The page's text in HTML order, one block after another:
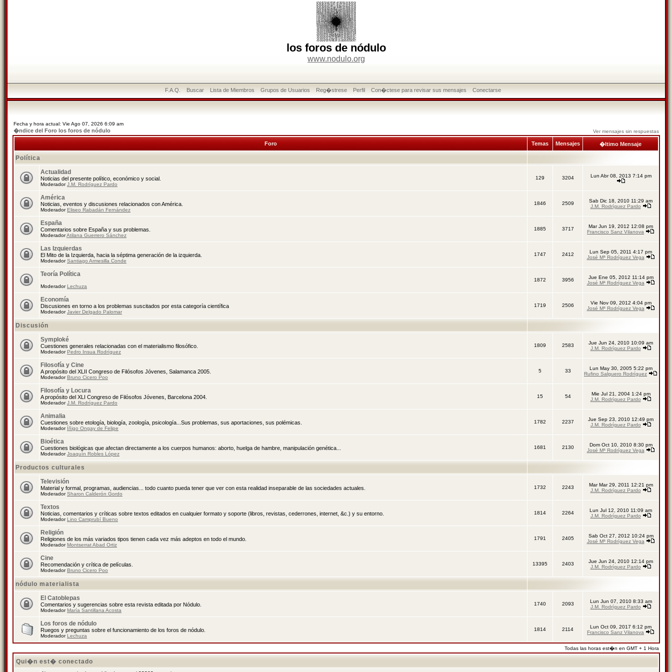
los foros de nódulo
www.nodulo.org
F.A.Q. Buscar Lista de Miembros Grupos de Usuarios Reg�strese Perfil Con�ctese para revisar sus mensajes Conectarse
Fecha y hora actual: Vie Ago 07, 2026 6:09 am
�ndice del Foro los foros de nódulo Ver mensajes sin respuestas
Foro Temas Mensajes �ltimo Mensaje
Política
Actualidad
Noticias del presente político, económico y social.
ModeradorJ.M. Rodríguez Pardo
129 3204 Lun Abr 08, 2013 7:14 pm
América
Noticias, eventos y discusiones relacionados con América.
ModeradorEliseo Rabadán Fernández
1846 2509
Sab Dic 18, 2010 11:29 am
J.M. Rodríguez Pardo
España
Comentarios sobre España y sus problemas.
ModeradorAtilana Guerrero Sánchez
1885 3717
Mar Jun 19, 2012 12:08 pm
Francisco Sanz Vilanova
Las Izquierdas
El Mito de la Izquierda, hacia la séptima generación de la izquierda.
ModeradorSantiago Armesilla Conde
1747 2412
Lun Sep 05, 2011 4:17 pm
José Mª Rodríguez Vega
Teoría Política
ModeradorLechuza
1872 3956
Jue Ene 05, 2012 11:14 pm
José Mª Rodríguez Vega
Economía
Discusiones en torno a los problemas suscitados por esta categoría científica
ModeradorJavier Delgado Palomar
1719 2506
Vie Nov 09, 2012 4:04 pm
José Mª Rodríguez Vega
Discusión
Symploké
Cuestiones generales relacionadas con el materialismo filosófico.
ModeradorPedro Insua Rodríguez
1809 2583
Jue Jun 24, 2010 10:09 am
J.M. Rodríguez Pardo
Filosofía y Cine
A propósito del XLII Congreso de Filósofos Jóvenes, Salamanca 2005.
ModeradorBruno Cicero Poo
5 33
Lun May 30, 2005 5:22 pm
Rufino Salguero Rodríguez
Filosofía y Locura
A propósito del XLI Congreso de Filósofos Jóvenes, Barcelona 2004.
ModeradorJ.M. Rodríguez Pardo
15 54
Mie Jul 21, 2004 1:24 pm
J.M. Rodríguez Pardo
Animalia
Cuestiones sobre etología, biología, zoología, psicología...Sus problemas, sus aportaciones, sus polémicas.
Moderador Íñigo Ongay de Felipe
1782 2237
Jue Sep 23, 2010 12:49 pm
J.M. Rodríguez Pardo
Bioética
Cuestiones biológicas que afectan directamente a los cuerpos humanos: aborto, huelga de hambre, manipulación genética...
ModeradorJoaquín Robles López
1681 2130
Dom Oct 10, 2010 8:30 pm
José Mª Rodríguez Vega
Productos culturales
Televisión
Material y formal, programas, audiencias... todo cuanto pueda tener que ver con esta realidad inseparable de las sociedades actuales.
ModeradorSharon Calderón Gordo
1732 2243
Mar Mar 29, 2011 12:21 pm
J.M. Rodríguez Pardo
Textos
Noticias, comentarios y críticas sobre textos editados en cualquier formato y soporte (libros, revistas, cederrones, internet, &c.) y su entorno.
ModeradorLino Camprubí Bueno
1814 2264
Lun Jul 12, 2010 11:09 am
J.M. Rodríguez Pardo
Religión
Religiones de los más variados tipos tienen cada vez más adeptos en todo el mundo.
ModeradorMontserrat Abad Ortiz
1791 2405
Sab Oct 27, 2012 10:24 pm
José Mª Rodríguez Vega
Cine
Recomendación y crítica de películas.
ModeradorBruno Cicero Poo
13395 2403
Jue Jun 24, 2010 12:14 pm
J.M. Rodríguez Pardo
nódulo materialista
El Catoblepas
Comentarios y sugerencias sobre esta revista editada por Nódulo.
ModeradorMaría Santillana Acosta
1740 2093
Lun Jun 07, 2010 8:33 am
J.M. Rodríguez Pardo
Los foros de nódulo
Ruegos y preguntas sobre el funcionamiento de los foros de nódulo.
ModeradorLechuza
1814 2114
Lun Oct 09, 2017 6:12 pm
Francisco Sanz Vilanova
Todas las horas est�n en GMT + 1 Hora
Qui�n est� conectado